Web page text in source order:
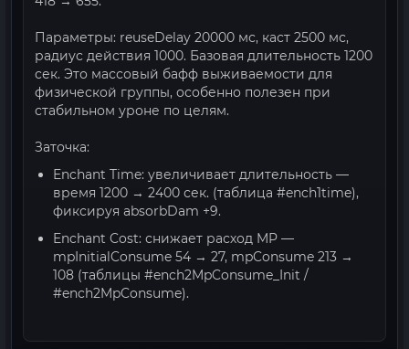
Параметры: reuseDelay 20000 мс, каст 2500 мс,
радиус действия 1000. Базовая длительность 1200
сек. Это массовый бафф выживаемости для
физической группы, особенно полезен при
стабильном уроне по целям.
Заточка:
Enchant Time: увеличивает длительность —
время 1200 → 2400 сек. (таблица #ench1time),
фиксируя absorbDam +9.
Enchant Cost: снижает расход MP —
mpInitialConsume 54 → 27, mpConsume 213 →
108 (таблицы #ench2MpConsume_Init /
#ench2MpConsume).